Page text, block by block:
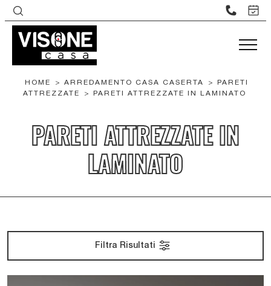
HOME > ARREDAMENTO CASA CASERTA > PARETI
ATTREZZATE
> PARETI ATTREZZATE IN LAMINATO
PARETI ATTREZZATE IN
LAMINATO
Filtra Risultati